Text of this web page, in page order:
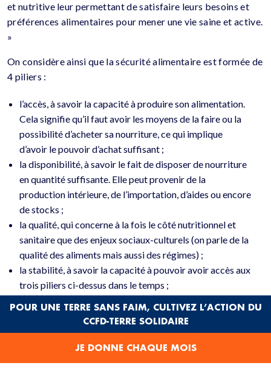
et nutritive leur permettant de satisfaire leurs besoins et
préférences alimentaires pour mener une vie saine et active.
»
On considère ainsi que la sécurité alimentaire est formée de
4 piliers :
l’accès, à savoir la capacité à produire son alimentation.
Cela signifie qu’il faut avoir les moyens de la faire ou la
possibilité d’acheter sa nourriture, ce qui implique
d’avoir le pouvoir d’achat suffisant ;
la disponibilité, à savoir le fait de disposer de nourriture
en quantité suffisante. Elle peut provenir de la
production intérieure, de l’importation, d’aides ou encore
de stocks ;
la qualité, qui concerne à la fois le côté nutritionnel et
sanitaire que des enjeux sociaux-culturels (on parle de la
qualité des aliments mais aussi des régimes) ;
la stabilité, à savoir la capacité à pouvoir avoir accès aux
trois piliers ci-dessus dans le temps ;
La sécurité alimentaire est donc un concept technique, qui
regroupe des notions économiques, mais aussi sociales et
même personnelles.
POUR UNE TERRE SANS FAIM, CULTIVEZ L’ACTION DU
CCFD-TERRE SOLIDAIRE
JE DONNE CHAQUE MOIS